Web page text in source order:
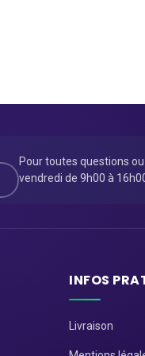
Pour toutes questions
vendredi de 9h00 à
INFOS
Livraison